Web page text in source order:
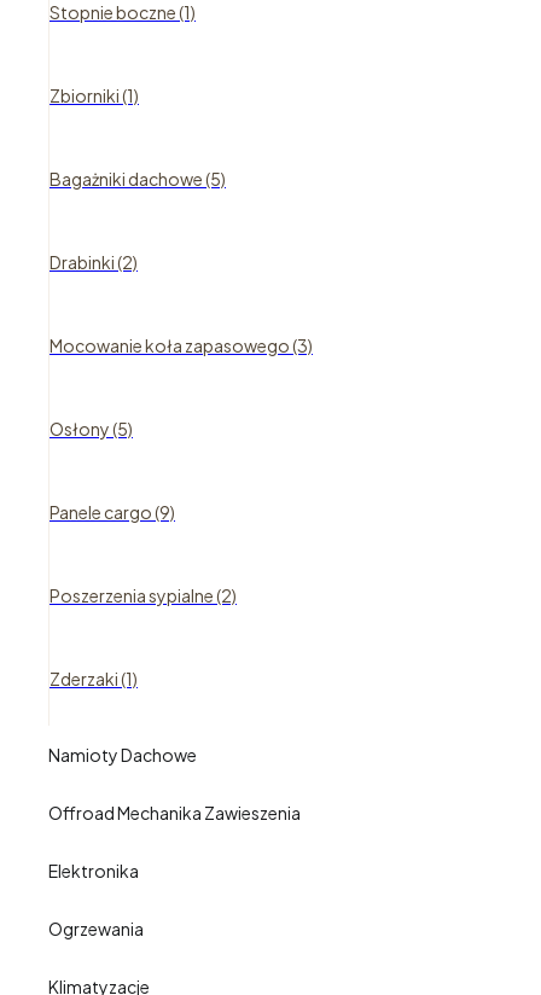
Stopnie boczne (1)
Zbiorniki (1)
Bagażniki dachowe (5)
Drabinki (2)
Mocowanie koła zapasowego (3)
Osłony (5)
Panele cargo (9)
Poszerzenia sypialne (2)
Zderzaki (1)
Namioty Dachowe
Offroad Mechanika Zawieszenia
Elektronika
Ogrzewania
Klimatyzacje